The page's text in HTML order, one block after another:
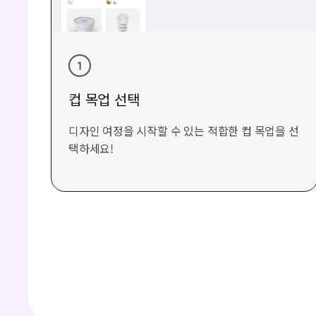
컵 목업 선택
디자인 여정을 시작할 수 있는 적합한 컵 목업을 선
택하세요!